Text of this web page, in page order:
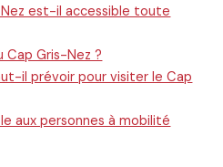
est-il accessible toute
Cap Gris-Nez ?
il prévoir pour visiter le Cap
aux personnes à mobilité